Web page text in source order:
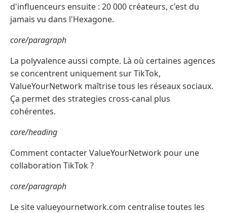
d'influenceurs ensuite : 20 000 créateurs, c'est du
jamais vu dans l'Hexagone.
core/paragraph
La polyvalence aussi compte. Là où certaines agences
se concentrent uniquement sur TikTok,
ValueYourNetwork maîtrise tous les réseaux sociaux.
Ça permet des strategies cross-canal plus
cohérentes.
core/heading
Comment contacter ValueYourNetwork pour une
collaboration TikTok ?
core/paragraph
Le site valueyournetwork.com centralise toutes les